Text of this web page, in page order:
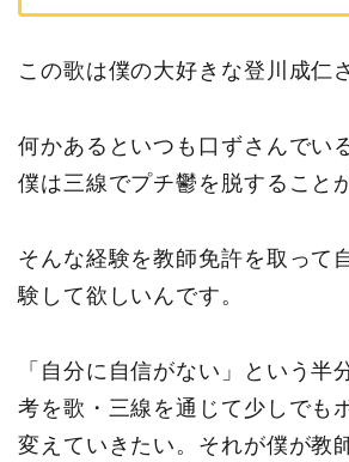
この歌は僕の大好きな登川成仁
何かあるといつも口ずさんでい
僕は三線でプチ鬱を脱すること
そんな経験を教師免許を取って
験して欲しいんです。
「自分に自信がない」という半
考を歌・三線を通じて少しでも
変えていきたい。それが僕が教